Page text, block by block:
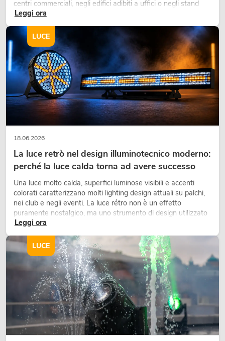
centri commerciali, negli edifici adibiti a uffici o negli stand
fieristici, una vegetazione di alta qualità è ormai parte
Leggi ora
18.06.2026
La luce retrò nel design illuminotecnico moderno:
perché la luce calda torna ad avere successo
Una luce molto calda, superfici luminose visibili e accenti
colorati caratterizzano molti lighting design attuali su palchi,
nei club e negli eventi. La luce rétro non è un effetto
puramente nostalgico, ma uno strumento di design utilizzato
in modo consapevole: crea atmosfera, dona carattere alle
Leggi ora
LUCE
LUCE